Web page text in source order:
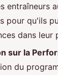
entraîneurs
pour qu'ils
dans leur
sur la
du